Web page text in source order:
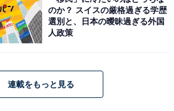
者が東京でショックを受けたことラ
暮らしのコストはどれくらい違
のか？ スイスの厳格過ぎる学歴
選別と、日本の曖昧過ぎる外国
人政策
連載をもっと見る